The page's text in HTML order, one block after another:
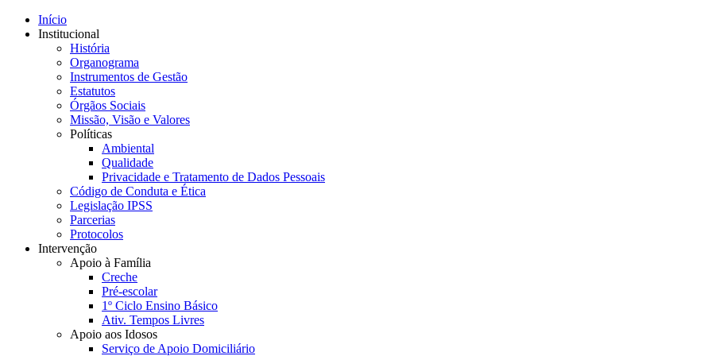
Início
Institucional
História
Organograma
Instrumentos de Gestão
Estatutos
Órgãos Sociais
Missão, Visão e Valores
Políticas
Ambiental
Qualidade
Privacidade e Tratamento de Dados Pessoais
Código de Conduta e Ética
Legislação IPSS
Parcerias
Protocolos
Intervenção
Apoio à Família
Creche
Pré-escolar
1º Ciclo Ensino Básico
Ativ. Tempos Livres
Apoio aos Idosos
Serviço de Apoio Domiciliário